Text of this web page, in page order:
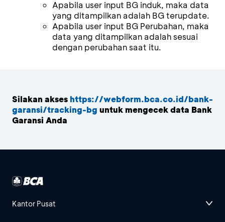
Apabila user input BG induk, maka data
yang ditampilkan adalah BG terupdate.
Apabila user input BG Perubahan, maka
data yang ditampilkan adalah sesuai
dengan perubahan saat itu.
Silakan akses https://webform.bca.co.id/bank-
garansi/tracking-bg untuk mengecek data Bank
Garansi Anda
Kantor Pusat